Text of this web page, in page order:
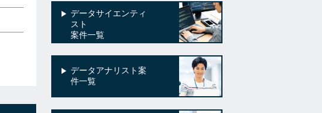
データサイエンティ
スト
案件一覧
データアナリスト案
件一覧